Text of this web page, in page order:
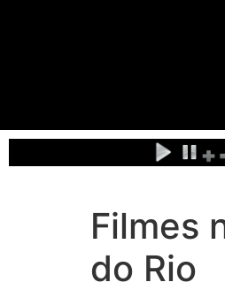
Filmes
do Rio